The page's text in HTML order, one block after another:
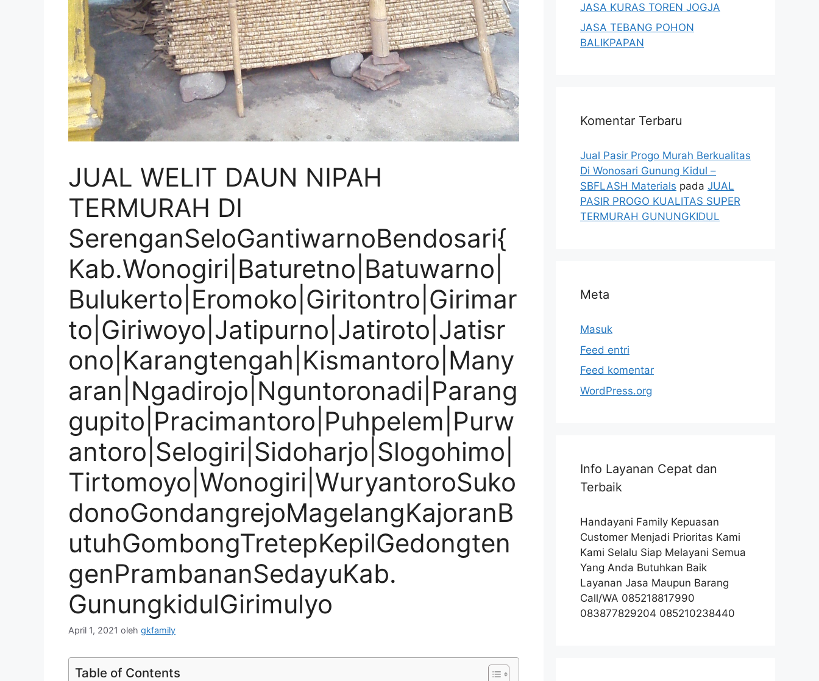
JUAL WELIT DAUN NIPAH
TERMURAH DI
SerenganSeloGantiwarnoBendosari{
Kab.Wonogiri|Baturetno|Batuwarno|
Bulukerto|Eromoko|Giritontro|Girimar
to|Giriwoyo|Jatipurno|Jatiroto|Jatisr
ono|Karangtengah|Kismantoro|Many
aran|Ngadirojo|Nguntoronadi|Parang
gupito|Pracimantoro|Puhpelem|Purw
antoro|Selogiri|Sidoharjo|Slogohimo|
Tirtomoyo|Wonogiri|WuryantoroSuko
donoGondangrejoMagelangKajoranB
utuhGombongTretepKepilGedongten
genPrambananSedayuKab.
GunungkidulGirimulyo
April 1, 2021 oleh gkfamily
Table of Contents
JASA KURAS TOREN JOGJA
JASA TEBANG POHON
BALIKPAPAN
Komentar Terbaru
Jual Pasir Progo Murah Berkualitas
Di Wonosari Gunung Kidul –
SBFLASH Materials pada JUAL
PASIR PROGO KUALITAS SUPER
TERMURAH GUNUNGKIDUL
Meta
Masuk
Feed entri
Feed komentar
WordPress.org
Info Layanan Cepat dan
Terbaik
Handayani Family Kepuasan
Customer Menjadi Prioritas Kami
Kami Selalu Siap Melayani Semua
Yang Anda Butuhkan Baik
Layanan Jasa Maupun Barang
Call/WA 085218817990
083877829204 085210238440